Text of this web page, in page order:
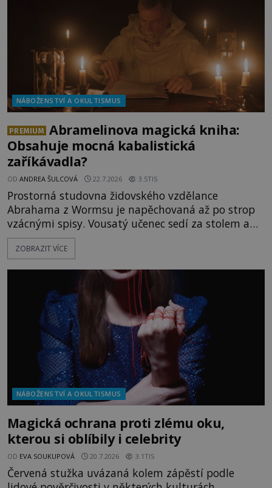
NÁBOŽENSTVÍ A OKULTISMUS
PREMIUM
Abramelinova magická kniha:
Obsahuje mocná kabalistická
zaříkávadla?
OD ANDREA ŠULCOVÁ 22.7.2026 3.5TIS
Prostorná studovna židovského vzdělance
Abrahama z Wormsu je napěchovaná až po strop
vzácnými spisy. Vousatý učenec sedí za stolem a
před sebou má rozložený jeden z nejzáhadnějších
magických textů. Jde o Abramelinův grimoár, který
kouzla, jak si někteří myslí, nebo jde o pouhou
pověru? Už šest měsíců pobývá
ZOBRAZIT VÍCE
NÁBOŽENSTVÍ A OKULTISMUS
Magická ochrana proti zlému oku,
kterou si oblíbily i celebrity
OD EVA SOUKUPOVÁ 20.7.2026 3.1TIS
Červená stužka uvázaná kolem zápěstí podle